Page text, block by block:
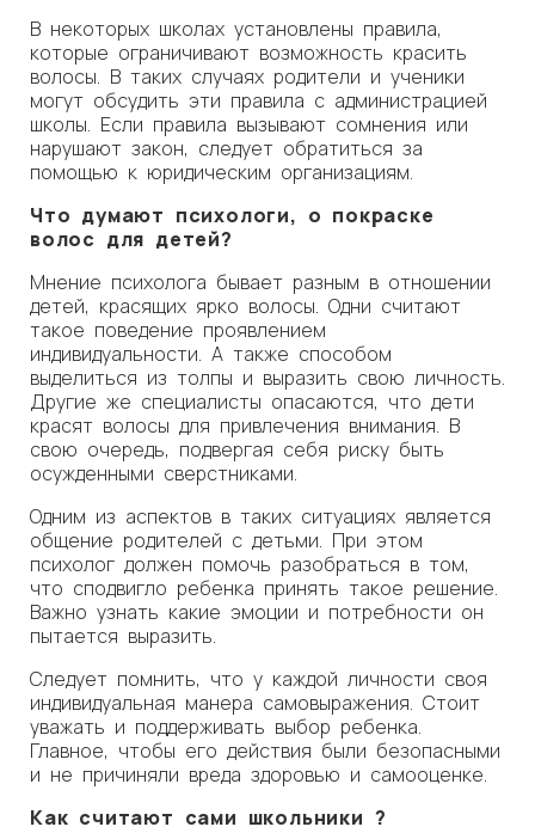
В некоторых школах установлены правила,
которые ограничивают возможность красить
волосы. В таких случаях родители и ученики
могут обсудить эти правила с администрацией
школы. Если правила вызывают сомнения или
нарушают закон, следует обратиться за
помощью к юридическим организациям.
Что думают психологи, о покраске
волос для детей?
Мнение психолога бывает разным в отношении
детей, красящих ярко волосы. Одни считают
такое поведение проявлением
индивидуальности. А также способом
выделиться из толпы и выразить свою личность.
Другие же специалисты опасаются, что дети
красят волосы для привлечения внимания. В
свою очередь, подвергая себя риску быть
осужденными сверстниками.
Одним из аспектов в таких ситуациях является
общение родителей с детьми. При этом
психолог должен помочь разобраться в том,
что сподвигло ребенка принять такое решение.
Важно узнать какие эмоции и потребности он
пытается выразить.
Следует помнить, что у каждой личности своя
индивидуальная манера самовыражения. Стоит
уважать и поддерживать выбор ребенка.
Главное, чтобы его действия были безопасными
и не причиняли вреда здоровью и самооценке.
Как считают сами школьники ?